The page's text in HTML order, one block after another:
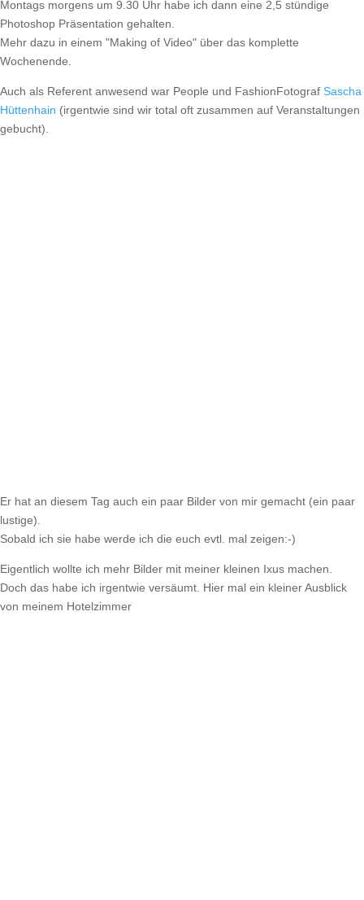
Montags morgens um 9.30 Uhr habe ich dann eine 2,5 stündige
Photoshop Präsentation gehalten.
Mehr dazu in einem "Making of Video" über das komplette
Wochenende.
Auch als Referent anwesend war People und FashionFotograf Sascha
Hüttenhain (irgentwie sind wir total oft zusammen auf Veranstaltungen
gebucht).
Er hat an diesem Tag auch ein paar Bilder von mir gemacht (ein paar
lustige).
Sobald ich sie habe werde ich die euch evtl. mal zeigen:-)
Eigentlich wollte ich mehr Bilder mit meiner kleinen Ixus machen.
Doch das habe ich irgentwie versäumt. Hier mal ein kleiner Ausblick
von meinem Hotelzimmer